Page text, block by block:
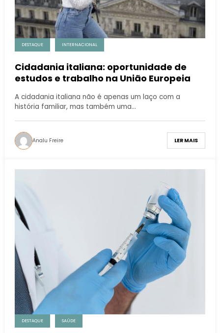
DESTAQUE INTERNACIONAL
Cidadania italiana: oportunidade de
estudos e trabalho na União Europeia
A cidadania italiana não é apenas um laço com a
história familiar, mas também uma…
Analu Freire LER MAIS
DESTAQUE SAÚDE